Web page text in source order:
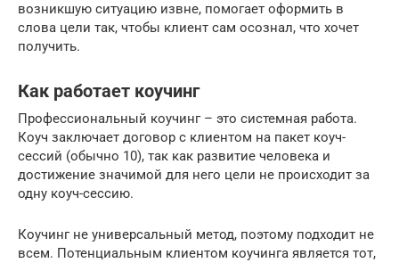
возникшую ситуацию извне, помогает оформить в
слова цели так, чтобы клиент сам осознал, что хочет
получить.
Как работает коучинг
Профессиональный коучинг – это системная работа.
Коуч заключает договор с клиентом на пакет коуч-
сессий (обычно 10), так как развитие человека и
достижение значимой для него цели не происходит за
одну коуч-сессию.
Коучинг не универсальный метод, поэтому подходит не
всем. Потенциальным клиентом коучинга является тот,